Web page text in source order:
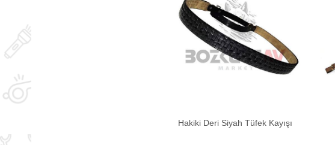
Hakiki Deri Siyah Tüfek Kayışı